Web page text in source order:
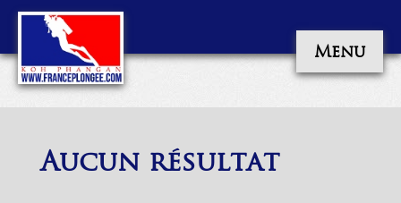
Menu
Aucun résultat